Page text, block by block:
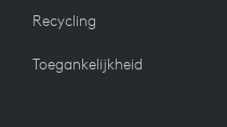
Recycling
Toegankelijkheid